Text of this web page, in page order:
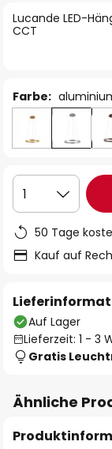
Lucande LED-
CCT
Farbe:
1
50 Tage
Kauf auf
Auf Lager
Lieferzeit: 1 - 3
Gratis
Ähnliche